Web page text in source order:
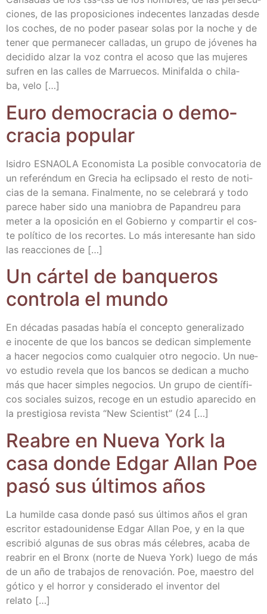
cio­nes, de las pro­po­si­cio­nes inde­cen­tes lan­za­das des­de
los coches, de no poder pasear solas por la noche y de
tener que per­ma­ne­cer calla­das, un gru­po de jóve­nes ha
deci­di­do alzar la voz con­tra el aco­so que las muje­res
sufren en las calles de Marrue­cos. Mini­fal­da o chi­la­
ba, velo […]
Euro demo­cra­cia o demo­
cra­cia popular
Isi­dro ESNAOLA Eco­no­mis­ta La posi­ble con­vo­ca­to­ria de
un refe­rén­dum en Gre­cia ha eclip­sa­do el res­to de noti­
cias de la sema­na. Final­men­te, no se cele­bra­rá y todo
pare­ce haber sido una manio­bra de Papan­dreu para
meter a la opo­si­ción en el Gobierno y com­par­tir el cos­
te polí­ti­co de los recor­tes. Lo más intere­san­te han sido
las reac­cio­nes de […]
Un cár­tel de ban­que­ros
con­tro­la el mundo
En déca­das pasa­das había el con­cep­to gene­ra­li­za­do
e ino­cen­te de que los ban­cos se dedi­can sim­ple­men­te
a hacer nego­cios como cual­quier otro nego­cio. Un nue­
vo estu­dio reve­la que los ban­cos se dedi­can a mucho
más que hacer sim­ples nego­cios. Un gru­po de cien­tí­fi­
cos socia­les sui­zos, reco­ge en un estu­dio apa­re­ci­do en
la pres­ti­gio­sa revis­ta “New Scien­tist” (24 […]
Reabre en Nue­va York la
casa don­de Edgar Allan Poe
pasó sus últi­mos años
La humil­de casa don­de pasó sus últi­mos años el gran
escri­tor esta­dou­ni­den­se Edgar Allan Poe, y en la que
escri­bió algu­nas de sus obras más céle­bres, aca­ba de
reabrir en el Bronx (nor­te de Nue­va York) lue­go de más
de un año de tra­ba­jos de reno­va­ción. Poe, maes­tro del
góti­co y el horror y con­si­de­ra­do el inven­tor del
relato […]